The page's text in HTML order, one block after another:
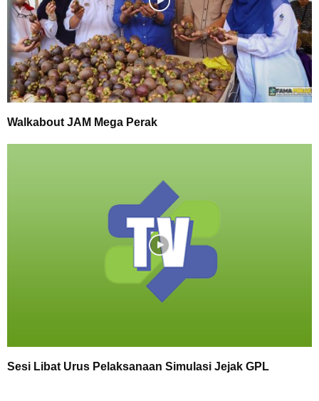
Walkabout JAM Mega Perak
Sesi Libat Urus Pelaksanaan Simulasi Jejak GPL